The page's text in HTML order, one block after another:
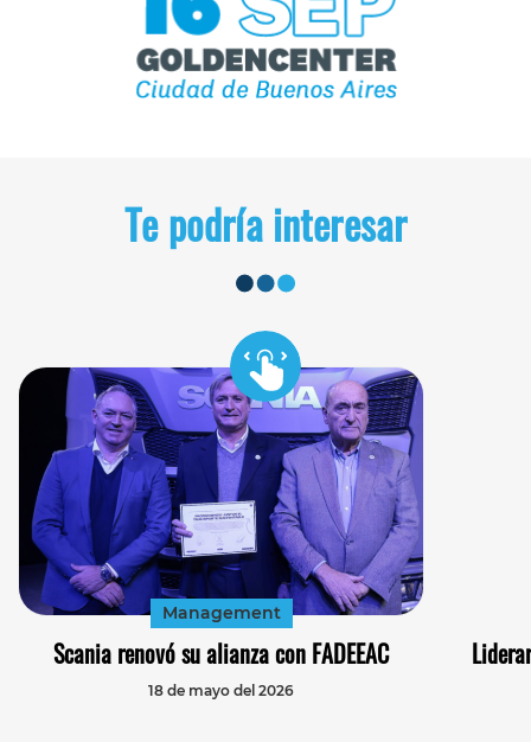
Te podría interesar
Management
Scania renovó su alianza con FADEEAC
18 de mayo del 2026